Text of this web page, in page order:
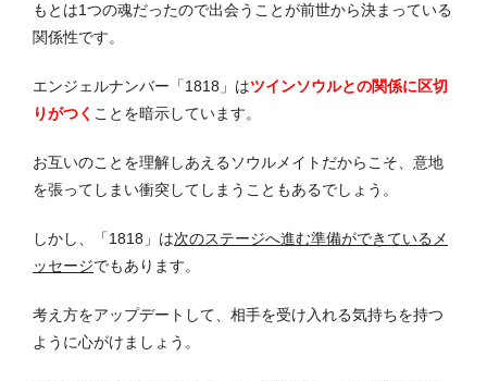
もとは1つの魂だったので出会うことが前世から決まっている
関係性です。
エンジェルナンバー「1818」はツインソウルとの関係に区切
りがつく ことを暗示しています。
お互いのことを理解しあえるソウルメイトだからこそ、意地
を張ってしまい衝突してしまうこともあるでしょう。
しかし、「1818」は次のステージへ進む準備ができているメ
ッセージでもあります。
考え方をアップデートして、相手を受け入れる気持ちを持つ
ように心がけましょう。